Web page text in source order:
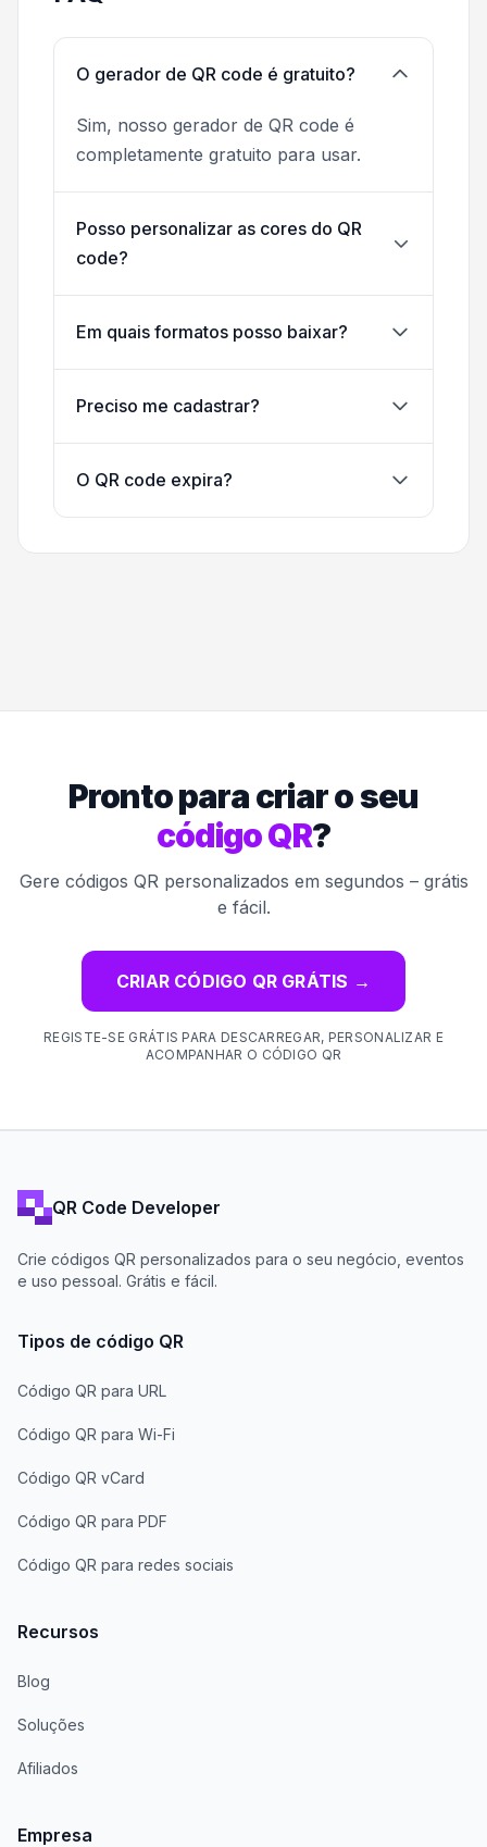
O gerador de QR code é gratuito?
Sim, nosso gerador de QR code é
completamente gratuito para usar.
Posso personalizar as cores do QR
code?
Em quais formatos posso baixar?
Preciso me cadastrar?
O QR code expira?
Pronto para criar o seu
código QR?
Gere códigos QR personalizados em segundos – grátis
e fácil.
CRIAR CÓDIGO QR GRÁTIS →
REGISTE-SE GRÁTIS PARA DESCARREGAR, PERSONALIZAR E
ACOMPANHAR O CÓDIGO QR
QR Code Developer
Crie códigos QR personalizados para o seu negócio, eventos
e uso pessoal. Grátis e fácil.
Tipos de código QR
Código QR para URL
Código QR para Wi-Fi
Código QR vCard
Código QR para PDF
Código QR para redes sociais
Recursos
Blog
Soluções
Afiliados
Empresa